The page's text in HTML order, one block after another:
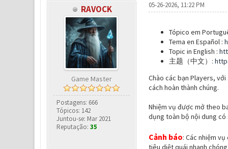
RAVOCK
Game Master
Postagens: 666
Tópicos: 142
Juntou-se: Mar 2021
Reputação:35
05-26-2026, 11:22 PM
Tópico em
Tema en Español :
Topic in English :
主题（中文）:
Chào các bạn Players,
cách hoàn thành chúng.
Nhiệm vụ được mở theo
dụng toàn bộ nội dung có
Cảnh báo: Các nhiệm
tiêu diệt quái nhanh